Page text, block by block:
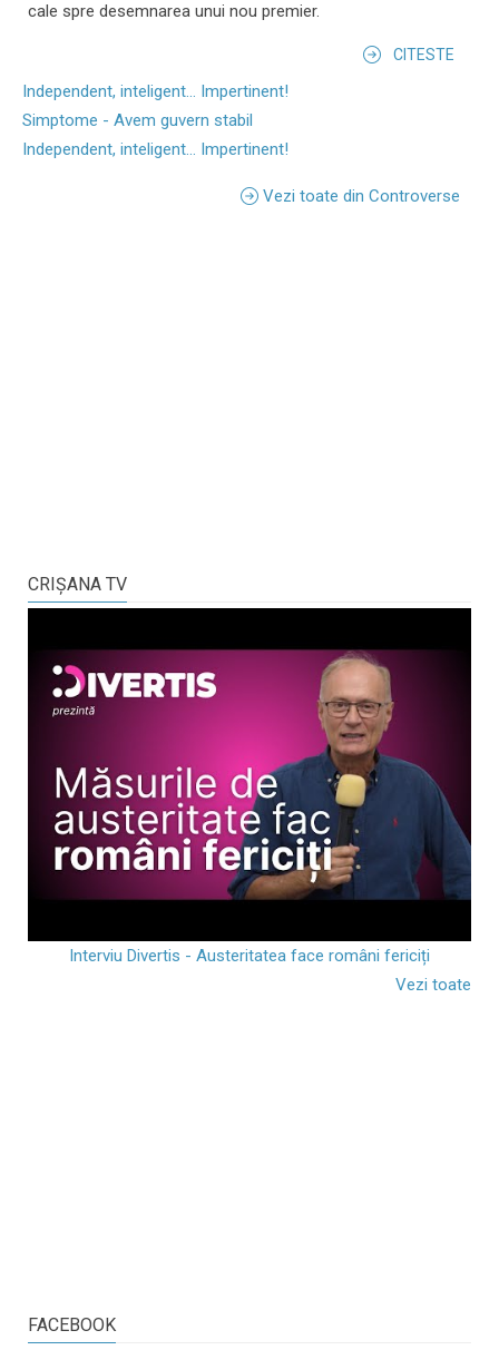
cale spre desemnarea unui nou premier.
CITESTE
Independent, inteligent... Impertinent!
Simptome - Avem guvern stabil
Independent, inteligent... Impertinent!
Vezi toate din Controverse
CRIŞANA TV
Interviu Divertis - Austeritatea face români fericiți
Vezi toate
FACEBOOK